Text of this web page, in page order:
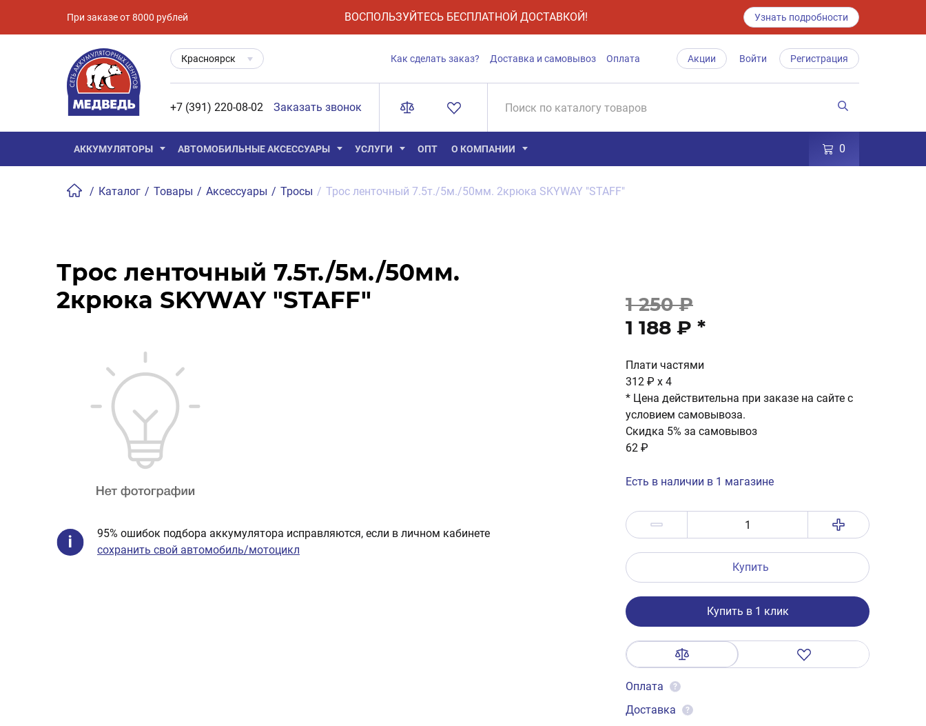
При заказе от 8000 рублей ВОСПОЛЬЗУЙТЕСЬ БЕСПЛАТНОЙ ДОСТАВКОЙ! Узнать подробности
Красноярск Как сделать заказ? Доставка и самовывоз Оплата Акции Войти Регистрация
+7 (391) 220-08-02 Заказать звонок
АККУМУЛЯТОРЫ АВТОМОБИЛЬНЫЕ АКСЕССУАРЫ УСЛУГИ ОПТ О КОМПАНИИ 0
/ Каталог / Товары / Аксессуары / Тросы / Трос ленточный 7.5т./5м./50мм. 2крюка SKYWAY "STAFF"
Трос ленточный 7.5т./5м./50мм.
2крюка SKYWAY "STAFF"
95% ошибок подбора аккумулятора исправляются, если в личном кабинете
сохранить свой автомобиль/мотоцикл
1 250 ₽
1 188 ₽ *
Плати частями
312 ₽ x 4
* Цена действительна при заказе на сайте с
условием самовывоза.
Скидка 5% за самовывоз
62 ₽
Есть в наличии в 1 магазине
Купить
Купить в 1 клик
Оплата ?
Доставка ?